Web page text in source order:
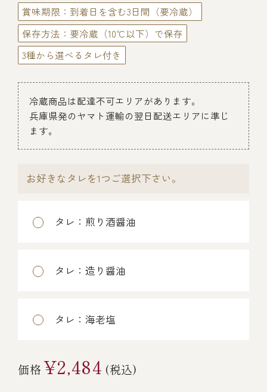
価格で探す
～￥2,999
￥3,000～￥4,999
￥5,000～￥9,999
冷凍商品一覧
賞味期限：到着日を含む3日間（要冷蔵）
保存方法：要冷蔵（10℃以下）で保存
3種から選べるタレ付き
冷蔵商品は配達不可エリアがあります。
兵庫県発のヤマト運輸の翌日配送エリアに準じ
ます。
お好きなタレを1つご選択下さい。
タレ：煎り酒醤油
タレ：造り醤油
タレ：海老塩
価格¥2,484 (税込)